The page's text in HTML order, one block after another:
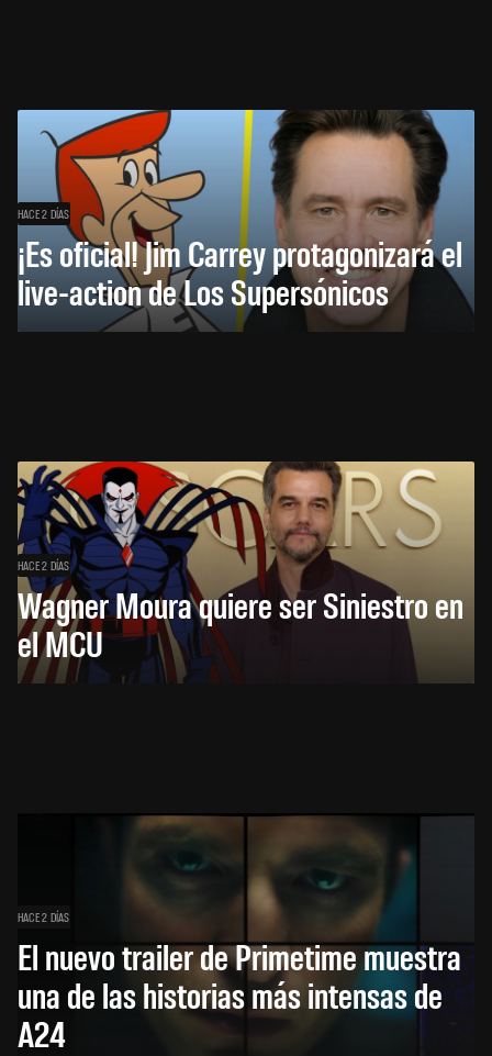
HACE 2 DÍAS
¡Es oficial! Jim Carrey protagonizará el
live-action de Los Supersónicos
HACE 2 DÍAS
Wagner Moura quiere ser Siniestro en
el MCU
HACE 2 DÍAS
El nuevo trailer de Primetime muestra
una de las historias más intensas de
A24